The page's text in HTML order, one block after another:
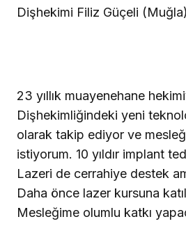
Dişhekimi Filiz Güçeli (Muğla)
23 yıllık muayenehane
Dişhekimliğindeki yeni
olarak takip ediyor ve
istiyorum. 10 yıldır implant
Lazeri de cerrahiye destek
Daha önce lazer kursuna
Mesleğime olumlu katkı